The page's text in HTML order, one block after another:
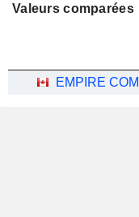
Valeurs comparées